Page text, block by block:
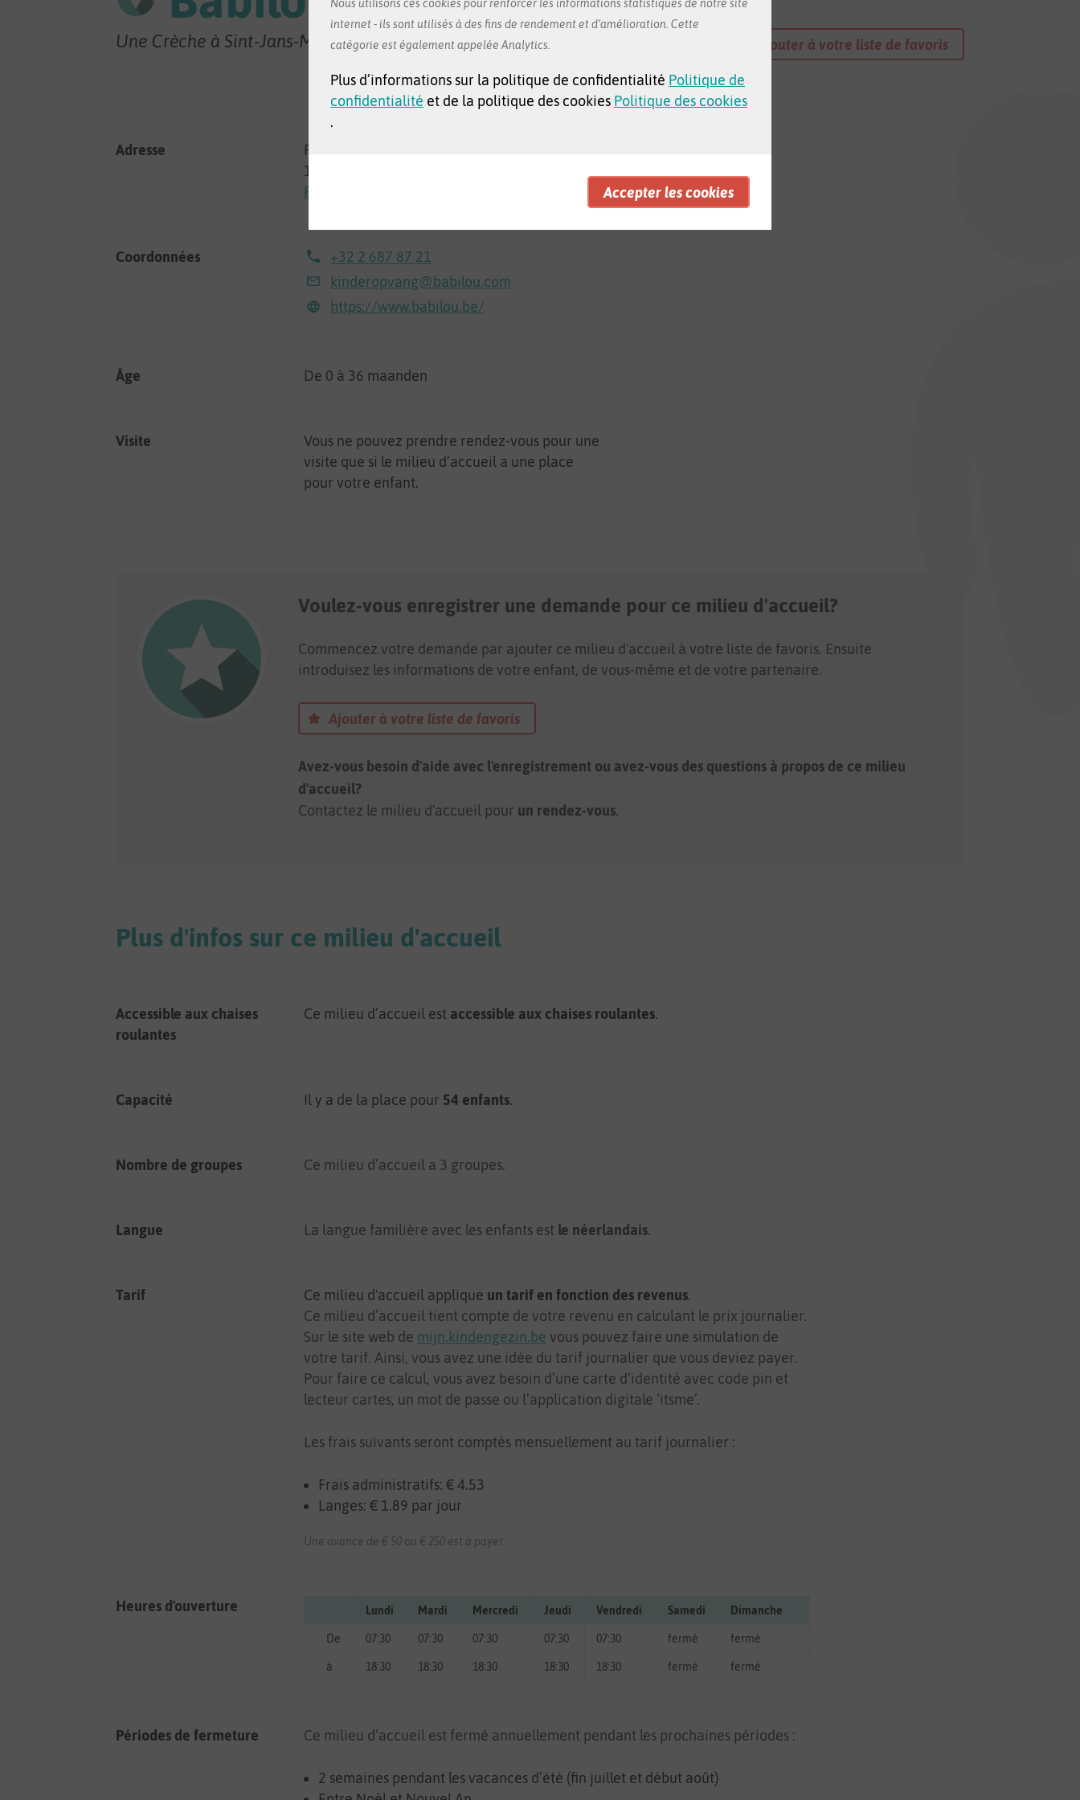
Nous utilisons ces cookies pour renforcer les informations statistiques de notre site
internet - ils sont utilisés à des fins de rendement et d’amélioration. Cette
catégorie est également appelée Analytics.
Plus d’informations sur la politique de confidentialité Politique de
confidentialité et de la politique des cookies Politique des cookies
.
Une Crèche à Sint-Jans-Molenbeek Ajouter à votre liste de favoris
Adresse
Finstraat 10
1080 Sint-Jans-Molenbeek
Regarder sur Google Maps
Coordonnées
+32 2 687 87 21
kinderopvang@babilou.com
https://www.babilou.be/
Âge De 0 à 36 maanden
Visite
Vous ne pouvez prendre rendez-vous pour une
visite que si le milieu d’accueil a une place
pour votre enfant.
Voulez-vous enregistrer une demande pour ce milieu d'accueil?
Commencez votre demande par ajouter ce milieu d'accueil à votre liste de favoris. Ensuite
introduisez les informations de votre enfant, de vous-même et de votre partenaire.
Ajouter à votre liste de favoris
Avez-vous besoin d'aide avec l'enregistrement ou avez-vous des questions à propos de ce milieu
d'accueil?
Contactez le milieu d'accueil pour un rendez-vous.
Plus d'infos sur ce milieu d'accueil
Accessible aux chaises
roulantes
Ce milieu d’accueil est accessible aux chaises roulantes.
Capacité Il y a de la place pour 54 enfants.
Nombre de groupes Ce milieu d’accueil a 3 groupes.
Langue La langue familière avec les enfants est le néerlandais.
Tarif Ce milieu d'accueil applique un tarif en fonction des revenus.
Ce milieu d’accueil tient compte de votre revenu en calculant le prix journalier.
Sur le site web de mijn.kindengezin.be vous pouvez faire une simulation de
votre tarif. Ainsi, vous avez une idée du tarif journalier que vous deviez payer.
Pour faire ce calcul, vous avez besoin d’une carte d’identité avec code pin et
lecteur cartes, un mot de passe ou l’application digitale ‘itsme’.
Les frais suivants seront comptés mensuellement au tarif journalier :
Frais administratifs: € 4.53
Langes: € 1.89 par jour
Une avance de € 50 ou € 250 est à payer.
Heures d'ouverture Lundi Mardi Mercredi Jeudi Vendredi Samedi Dimanche
De 07:30 07:30 07:30 07:30 07:30 fermé fermé
à 18:30 18:30 18:30 18:30 18:30 fermé fermé
Périodes de fermeture Ce milieu d’accueil est fermé annuellement pendant les prochaines périodes :
2 semaines pendant les vacances d’été (fin juillet et début août)